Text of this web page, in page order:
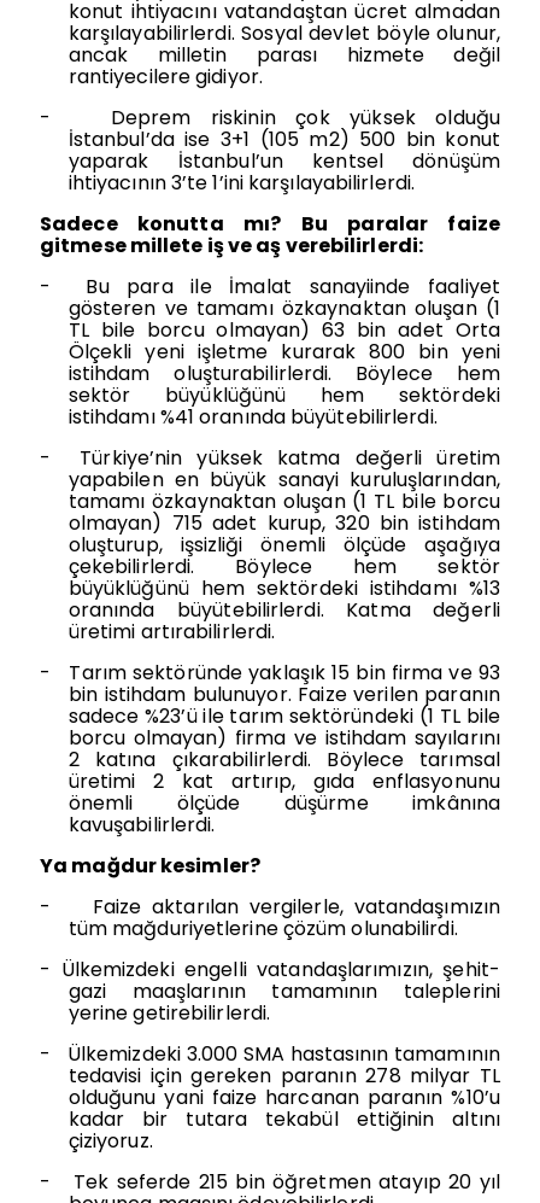
konut ihtiyacını vatandaştan ücret almadan
karşılayabilirlerdi. Sosyal devlet böyle olunur,
ancak milletin parası hizmete değil
rantiyecilere gidiyor.
-
Deprem riskinin çok yüksek olduğu
İstanbul’da ise 3+1 (105 m2) 500 bin konut
yaparak İstanbul’un kentsel dönüşüm
ihtiyacının 3’te 1’ini karşılayabilirlerdi.
Sadece konutta mı? Bu paralar faize
gitmese millete iş ve aş verebilirlerdi:
-
Bu para ile İmalat sanayiinde faaliyet
gösteren ve tamamı özkaynaktan oluşan (1
TL bile borcu olmayan) 63 bin adet Orta
Ölçekli yeni işletme kurarak 800 bin yeni
istihdam oluşturabilirlerdi. Böylece hem
sektör büyüklüğünü hem sektördeki
istihdamı %41 oranında büyütebilirlerdi.
-
Türkiye’nin yüksek katma değerli üretim
yapabilen en büyük sanayi kuruluşlarından,
tamamı özkaynaktan oluşan (1 TL bile borcu
olmayan) 715 adet kurup, 320 bin istihdam
oluşturup, işsizliği önemli ölçüde aşağıya
çekebilirlerdi. Böylece hem sektör
büyüklüğünü hem sektördeki istihdamı %13
oranında büyütebilirlerdi. Katma değerli
üretimi artırabilirlerdi.
-
Tarım sektöründe yaklaşık 15 bin firma ve 93
bin istihdam bulunuyor. Faize verilen paranın
sadece %23’ü ile tarım sektöründeki (1 TL bile
borcu olmayan) firma ve istihdam sayılarını
2 katına çıkarabilirlerdi. Böylece tarımsal
üretimi 2 kat artırıp, gıda enflasyonunu
önemli ölçüde düşürme imkânına
kavuşabilirlerdi.
Ya mağdur kesimler?
-
Faize aktarılan vergilerle, vatandaşımızın
tüm mağduriyetlerine çözüm olunabilirdi.
- Ülkemizdeki engelli vatandaşlarımızın, şehit-
gazi maaşlarının tamamının taleplerini
yerine getirebilirlerdi.
-
Ülkemizdeki 3.000 SMA hastasının tamamının
tedavisi için gereken paranın 278 milyar TL
olduğunu yani faize harcanan paranın %10’u
kadar bir tutara tekabül ettiğinin altını
çiziyoruz.
-
Tek seferde 215 bin öğretmen atayıp 20 yıl